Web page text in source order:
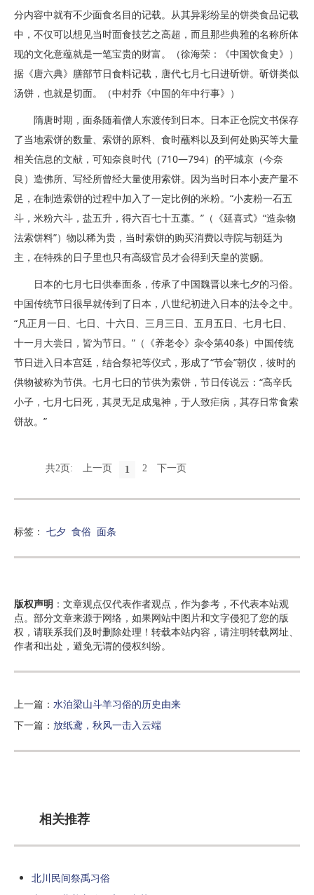
分内容中就有不少面食名目的记载。从其异彩纷呈的饼类食品记载
中，不仅可以想见当时面食技艺之高超，而且那些典雅的名称所体
现的文化意蕴就是一笔宝贵的财富。（徐海荣：《中国饮食史》）
据《唐六典》膳部节日食料记载，唐代七月七日进斫饼。斫饼类似
汤饼，也就是切面。（中村乔《中国的年中行事》）
隋唐时期，面条随着僧人东渡传到日本。日本正仓院文书保存
了当地索饼的数量、索饼的原料、食时蘸料以及到何处购买等大量
相关信息的文献，可知奈良时代（710—794）的平城京（今奈
良）造佛所、写经所曾经大量使用索饼。因为当时日本小麦产量不
足，在制造索饼的过程中加入了一定比例的米粉。“小麦粉一石五
斗，米粉六斗，盐五升，得六百七十五藁。”（《延喜式》“造杂物
法索饼料”）物以稀为贵，当时索饼的购买消费以寺院与朝廷为
主，在特殊的日子里也只有高级官员才会得到天皇的赏赐。
日本的七月七日供奉面条，传承了中国魏晋以来七夕的习俗。
中国传统节日很早就传到了日本，八世纪初进入日本的法令之中。
“凡正月一日、七日、十六日、三月三日、五月五日、七月七日、
十一月大尝日，皆为节日。”（《养老令》杂令第40条）中国传统
节日进入日本宫廷，结合祭祀等仪式，形成了“节会”朝仪，彼时的
供物被称为节供。七月七日的节供为索饼，节日传说云：“高辛氏
小子，七月七日死，其灵无足成鬼神，于人致疟病，其存日常食索
饼故。”
共2页: 上一页 1 2 下一页
标签： 七夕 食俗 面条
版权声明 ：文章观点仅代表作者观点，作为参考，不代表本站观
点。部分文章来源于网络，如果网站中图片和文字侵犯了您的版
权，请联系我们及时删除处理！转载本站内容，请注明转载网址、
作者和出处，避免无谓的侵权纠纷。
上一篇： 水泊梁山斗羊习俗的历史由来
下一篇： 放纸鸢，秋风一击入云端
相关推荐
北川民间祭禹习俗